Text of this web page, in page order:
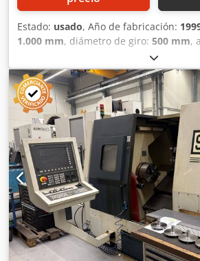
Estado: usado, Año de fabricación:
1.000 mm, diámetro de giro: 500 mm,
, velocidad del cabezal (máx.):
1000x570 mm alesaje de husillo 80
control Siemens Crsdpsy E Hvvjfx Ac
3 garras Rotas 315 mm